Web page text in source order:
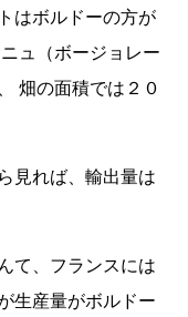
はボルドーの方が
ュ（ボージョレー
畑の面積では２０
見れば、輸出量は
て、フランスには
生産量がボルドー